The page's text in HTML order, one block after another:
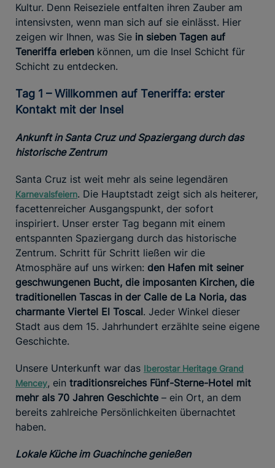
Kultur. Denn Reiseziele entfalten ihren Zauber am
intensivsten, wenn man sich auf sie einlässt. Hier
zeigen wir Ihnen, was Sie in sieben Tagen auf
Teneriffa erleben können, um die Insel Schicht für
Schicht zu entdecken.
Tag 1 – Willkommen auf Teneriffa: erster
Kontakt mit der Insel
Ankunft in Santa Cruz und Spaziergang durch das
historische Zentrum
Santa Cruz ist weit mehr als seine legendären
Karnevalsfeiern. Die Hauptstadt zeigt sich als heiterer,
facettenreicher Ausgangspunkt, der sofort
inspiriert. Unser erster Tag begann mit einem
entspannten Spaziergang durch das historische
Zentrum. Schritt für Schritt ließen wir die
Atmosphäre auf uns wirken: den Hafen mit seiner
geschwungenen Bucht, die imposanten Kirchen, die
traditionellen Tascas in der Calle de La Noria, das
charmante Viertel El Toscal. Jeder Winkel dieser
Stadt aus dem 15. Jahrhundert erzählte seine eigene
Geschichte.
Unsere Unterkunft war das Iberostar Heritage Grand
Mencey, ein traditionsreiches Fünf-Sterne-Hotel mit
mehr als 70 Jahren Geschichte – ein Ort, an dem
bereits zahlreiche Persönlichkeiten übernachtet
haben.
Lokale Küche im Guachinche genießen